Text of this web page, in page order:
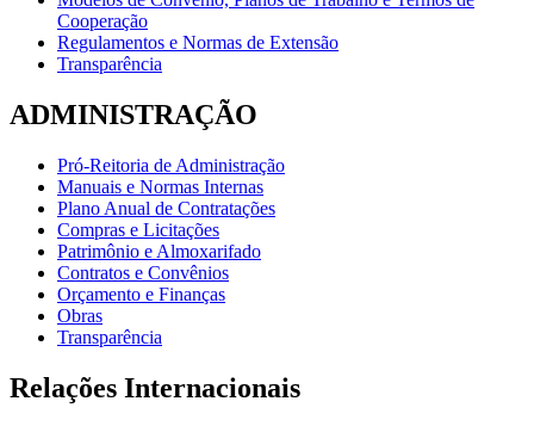
Cooperação
Regulamentos e Normas de Extensão
Transparência
ADMINISTRAÇÃO
Pró-Reitoria de Administração
Manuais e Normas Internas
Plano Anual de Contratações
Compras e Licitações
Patrimônio e Almoxarifado
Contratos e Convênios
Orçamento e Finanças
Obras
Transparência
Relações Internacionais